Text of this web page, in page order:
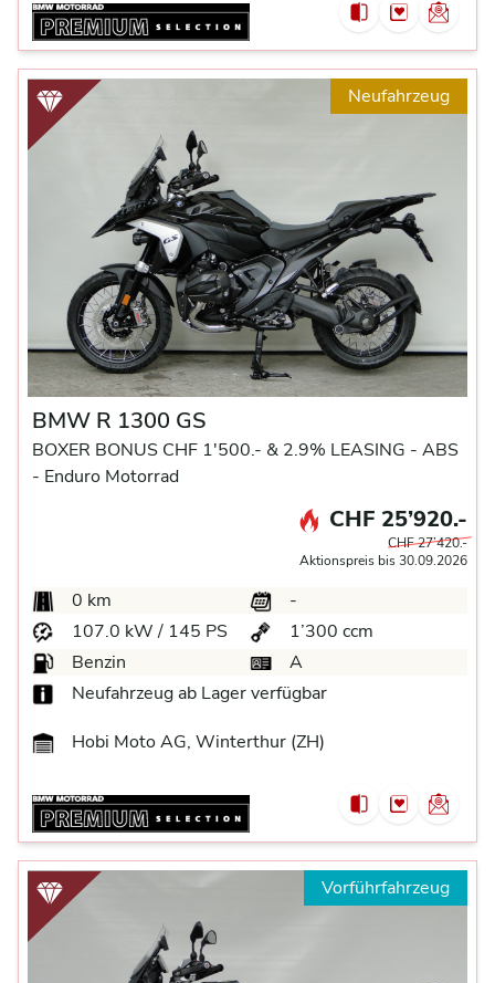
Neufahrzeug
BMW R 1300 GS
BOXER BONUS CHF 1'500.- & 2.9% LEASING - ABS
- Enduro Motorrad
CHF 25’920.-
CHF 27’420.-
Aktionspreis bis 30.09.2026
0 km
-
107.0 kW / 145 PS
1’300 ccm
Benzin
A
Neufahrzeug ab Lager verfügbar
Hobi Moto AG, Winterthur (ZH)
Vorführfahrzeug